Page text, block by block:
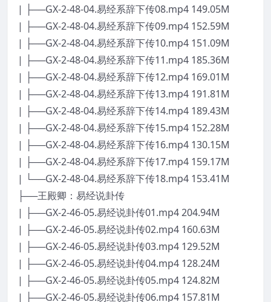
| ├──GX-2-48-04.易经系辞下传08.mp4 149.05M
| ├──GX-2-48-04.易经系辞下传09.mp4 152.59M
| ├──GX-2-48-04.易经系辞下传10.mp4 151.09M
| ├──GX-2-48-04.易经系辞下传11.mp4 185.36M
| ├──GX-2-48-04.易经系辞下传12.mp4 169.01M
| ├──GX-2-48-04.易经系辞下传13.mp4 191.81M
| ├──GX-2-48-04.易经系辞下传14.mp4 189.43M
| ├──GX-2-48-04.易经系辞下传15.mp4 152.28M
| ├──GX-2-48-04.易经系辞下传16.mp4 130.15M
| ├──GX-2-48-04.易经系辞下传17.mp4 159.17M
| └──GX-2-48-04.易经系辞下传18.mp4 153.41M
├──王殿卿：易经说卦传
| ├──GX-2-46-05.易经说卦传01.mp4 204.94M
| ├──GX-2-46-05.易经说卦传02.mp4 160.63M
| ├──GX-2-46-05.易经说卦传03.mp4 129.52M
| ├──GX-2-46-05.易经说卦传04.mp4 128.24M
| ├──GX-2-46-05.易经说卦传05.mp4 124.82M
| ├──GX-2-46-05.易经说卦传06.mp4 157.81M